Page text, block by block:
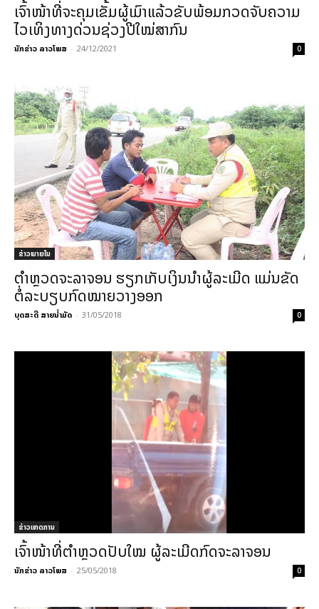
ເຈົ້າໜ້າທີ່ຈະຄຸມເຂັ້ມຜູ້ເມົາແລ້ວຂັບພ້ອມກວດຈັບຄວາມ
ໄວເທິງທາງດ່ວນຊ່ວງປີໃໝ່ສາກົນ
ນັກຂ່າວ ລາວໂພສ - 24/12/2021 0
ຂ່າວພາຍ​ໃນ
ຕຳຫຼວດຈະລາຈອນ ຮຽກເກັບເງິນນຳຜູ້ລະເມີດ ແມ່ນຂັດ
ຕໍ່ລະບຽບກົດໝາຍວາງອອກ
ບຸດສະດີ ສາຍນ້ຳມັດ - 31/05/2018 0
ຂ່າວເຫດການ
ເຈົ້າໜ້າທີ່ຕຳຫຼວດປັບໃໝ ຜູ້ລະເມີດກົດຈະລາຈອນ
ນັກຂ່າວ ລາວໂພສ - 25/05/2018 0